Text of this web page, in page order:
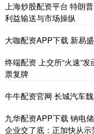
上海炒股配资平台 特朗
利益输送与市场操纵
大咖配资APP下载 新易
终端配资 上交所“火速”
票复牌
牛牛配资官网 长城汽车
九华配资APP下载 钠电
企业交了底：正加快从